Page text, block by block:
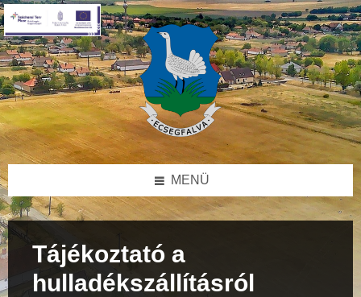
Skip
to
content
Skip
to
right
sidebar
Skip
to
footer
MENÜ
Tájékoztató a
hulladékszállításról